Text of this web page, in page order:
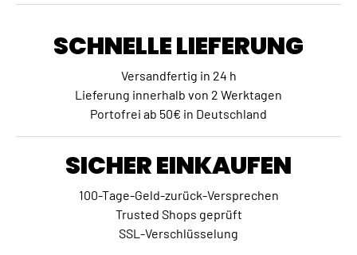
SCHNELLE LIEFERUNG
Versandfertig in 24 h
Lieferung innerhalb von 2 Werktagen
Portofrei ab 50€ in Deutschland
SICHER EINKAUFEN
100-Tage-Geld-zurück-Versprechen
Trusted Shops geprüft
SSL-Verschlüsselung